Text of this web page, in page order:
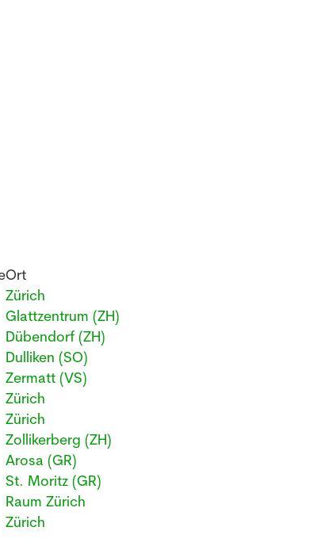
Ort
Zürich
Glattzentrum (ZH)
Dübendorf (ZH)
Dulliken (SO)
Zermatt (VS)
Zürich
Zürich
Zollikerberg (ZH)
Arosa (GR)
St. Moritz (GR)
Raum Zürich
Zürich